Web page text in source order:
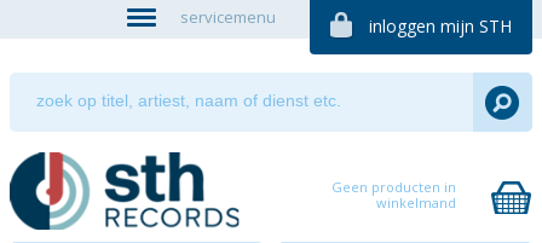
servicemenu inloggen mijn STH
Geen producten in
winkelmand